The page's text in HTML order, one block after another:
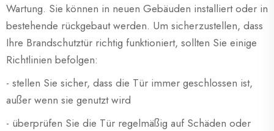
Wartung. Sie können in neuen Gebäuden installiert oder in
bestehende rückgebaut werden. Um sicherzustellen, dass
Ihre Brandschutztür richtig funktioniert, sollten Sie einige
Richtlinien befolgen:
- stellen Sie sicher, dass die Tür immer geschlossen ist,
außer wenn sie genutzt wird
- überprüfen Sie die Tür regelmäßig auf Schäden oder